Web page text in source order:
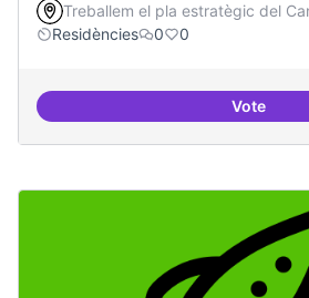
Treballem el pla estratègic del
Residències
0 0
Vote
20